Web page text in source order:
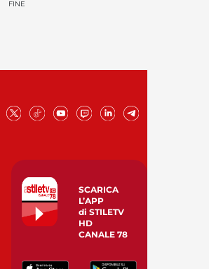
FINE
SCARICA
L’APP
di STILETV
HD
CANALE 78